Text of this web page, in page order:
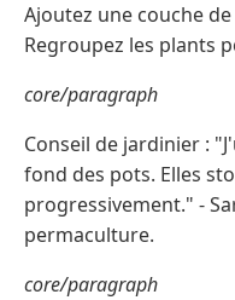
Ajoutez une couche
Regroupez les plants
core/paragraph
Conseil de jardinier :
fond des pots. Elles
progressivement." -
permaculture.
core/paragraph